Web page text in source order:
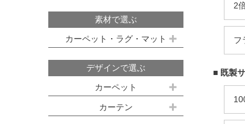
本間 3畳(191x286cm)
本間 8畳(382x382cm)
その他のサイズ
廊下敷き
約250ｘ350cm
約300ｘ300cm
約300ｘ350cm
約350ｘ350cm
約350ｘ400cm
100ｘ133cm
100ｘ176cm
100ｘ198cm
オーダーカーペットの測り方
オーダーカーテンの測り方
すべり止め
遊び毛防止
アレルブロック
制電
日本製
ホットカーペット・床暖房対応
洗える 遮光
防炎
アレルブロック
形態安定加工
形状記憶加工
日本製
素材で選ぶ
カーペット・ラグ・マット
ナイロン
ウール
デザインで選ぶ
カーペット
カーテン
2
フ
■ 既製